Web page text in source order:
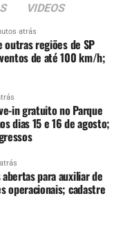
VIDEOS
atrás
outras regiões de SP
de até 100 km/h;
in gratuito no Parque
dias 15 e 16 de agosto;
abertas para auxiliar de
operacionais; cadastre